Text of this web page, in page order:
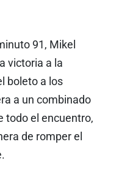
91, Mikel
victoria a la
boleto a los
a un combinado
todo el encuentro,
de romper el